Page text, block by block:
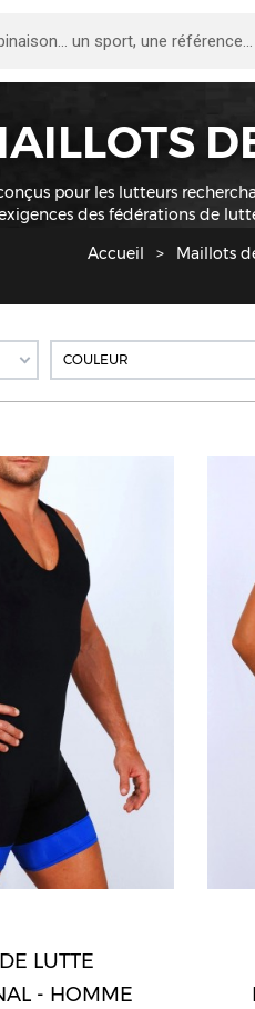
pour les lutteurs
des fédérations de
Accueil
Maillots
COULEUR
LUTTE
- HOMME